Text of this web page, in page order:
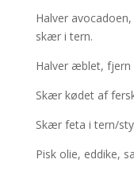
Halver
skær i tern.
Halver æblet, fjern
Skær kødet af
Skær feta i tern/
Pisk olie, eddike,